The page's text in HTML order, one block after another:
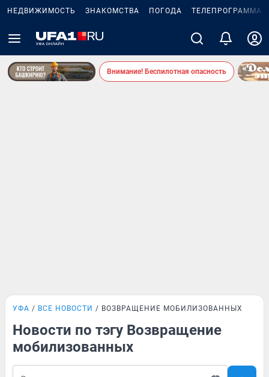
НЕДВИЖИМОСТЬ ЗНАКОМСТВА ПОГОДА ТЕЛЕПРОГРАММА
Внимание! Беспилотная опасность
УФА ВСЕ НОВОСТИ ВОЗВРАЩЕНИЕ МОБИЛИЗОВАННЫХ
Новости по тэгу Возвращение
мобилизованных